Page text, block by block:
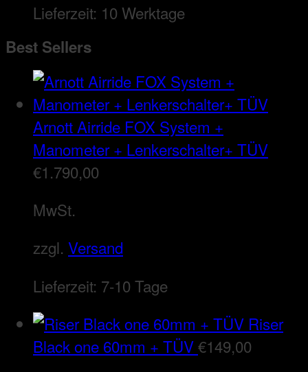
Lieferzeit: 10 Werktage
Best Sellers
Arnott Airride FOX System +
Manometer + Lenkerschalter+ TÜV
€1.790,00
MwSt.
zzgl. Versand
Lieferzeit: 7-10 Tage
Riser
Black one 60mm + TÜV€149,00